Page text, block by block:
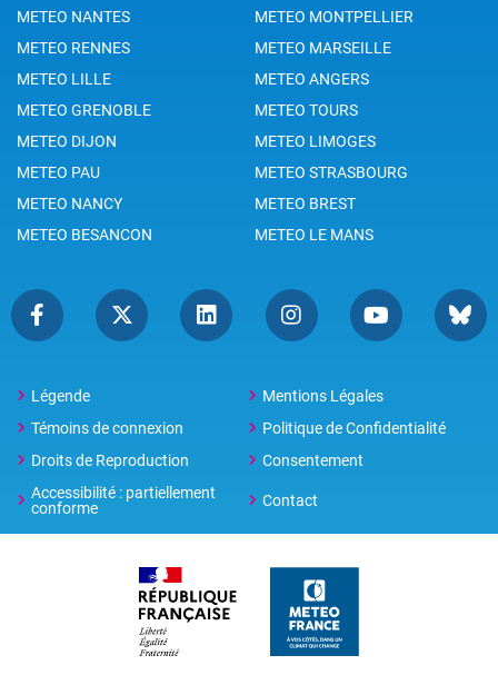
METEO NANTES
METEO MONTPELLIER
METEO RENNES
METEO MARSEILLE
METEO LILLE
METEO ANGERS
METEO GRENOBLE
METEO TOURS
METEO DIJON
METEO LIMOGES
METEO PAU
METEO STRASBOURG
METEO NANCY
METEO BREST
METEO BESANCON
METEO LE MANS
Légende
Mentions Légales
Témoins de connexion
Politique de Confidentialité
Droits de Reproduction
Consentement
Accessibilité : partiellement
conforme
Contact